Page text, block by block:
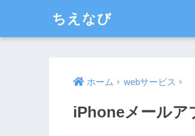
ちえなび
ホーム webサービス
iPhoneメールア